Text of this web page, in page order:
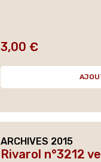
Prix
3,00 €
ARCHIVES 2015
Rivarol n°3212